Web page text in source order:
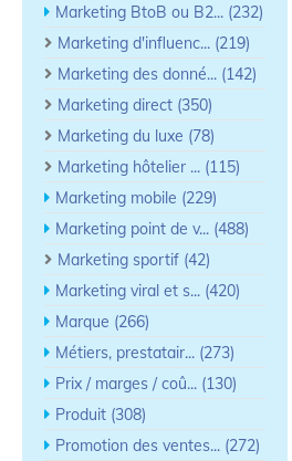
Marketing BtoB ou B2... (232)
Marketing d'influenc... (219)
Marketing des donné... (142)
Marketing direct (350)
Marketing du luxe (78)
Marketing hôtelier ... (115)
Marketing mobile (229)
Marketing point de v... (488)
Marketing sportif (42)
Marketing viral et s... (420)
Marque (266)
Métiers, prestatair... (273)
Prix / marges / coû... (130)
Produit (308)
Promotion des ventes... (272)